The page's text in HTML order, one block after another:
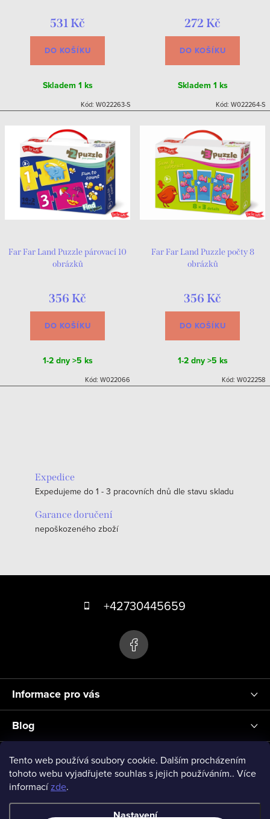
Tento web používá soubory cookie. Dalším procházením
tohoto webu vyjadřujete souhlas s jejich používáním.. Více
informacízde.
Nastavení
531 Kč
DO KOŠÍKU
Skladem 1 ks
Kód: W022263-S
272 Kč
DO KOŠÍKU
Skladem 1 ks
Kód: W022264-S
Far Far Land Puzzle párovací 10
obrázků
356 Kč
DO KOŠÍKU
1-2 dny >5 ks
Kód: W022066
Far Far Land Puzzle počty 8
obrázků
356 Kč
DO KOŠÍKU
1-2 dny >5 ks
Kód: W022258
Expedice
Expedujeme do 1 - 3 pracovních dnů dle stavu skladu
Garance doručení
nepoškozeného zboží
í
+42730445659
Informace pro vás
Blog
Přihlášení